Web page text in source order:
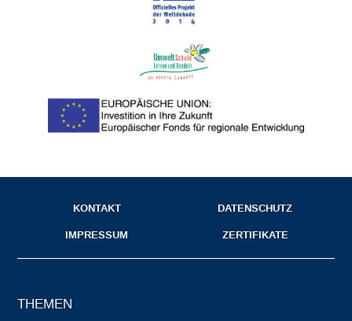
KONTAKT
DATENSCHUTZ
IMPRESSUM
ZERTIFIKATE
THEMEN